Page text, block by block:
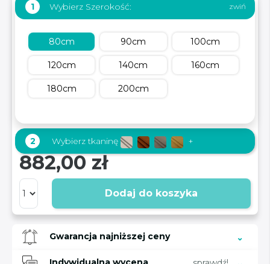
1 Wybierz Szerokość:
80cm 90cm 100cm
120cm 140cm 160cm
180cm 200cm
2 Wybierz tkaninę +
882,00 zł
Dodaj do koszyka
Gwarancja najniższej ceny